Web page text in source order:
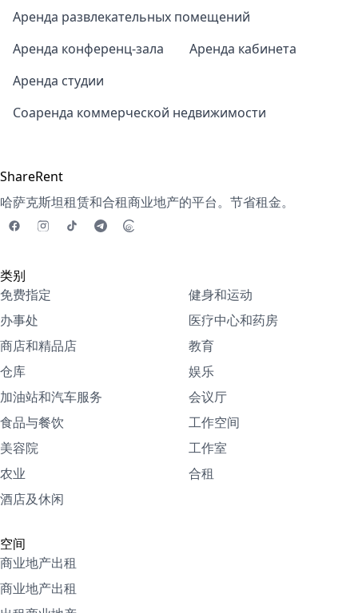
Аренда развлекательных помещений
Аренда конференц-зала
Аренда кабинета
Аренда студии
Соаренда коммерческой недвижимости
ShareRent
哈萨克斯坦租赁和合租商业地产的平台。节省租金。
类别
免费指定
办事处
商店和精品店
仓库
加油站和汽车服务
食品与餐饮
美容院
农业
酒店及休闲
健身和运动
医疗中心和药房
教育
娱乐
会议厅
工作空间
工作室
合租
空间
商业地产出租
商业地产出租